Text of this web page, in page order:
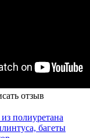
отзыв
полиуретана
багеты